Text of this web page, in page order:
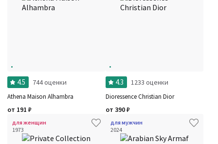
4.5 744 оценки
Athena Maison Alhambra
от 191 ₽
4.3 1233 оценки
Dioressence Christian Dior
от 390₽
для женщин
1973
для мужчин
2024